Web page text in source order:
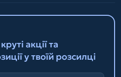
акції та
у твоїй розсилці